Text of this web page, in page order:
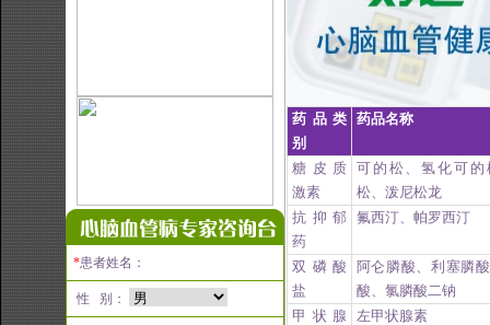
*患者姓名：
性 别：
药品类
别
药品名称
糖皮质
激素
可的松、氢化可的
松、泼尼松龙
抗抑郁
药
氟西汀、帕罗西汀
双磷酸
盐
阿仑膦酸、 利塞膦酸
酸、氯膦酸二钠
甲状腺 左甲状腺素